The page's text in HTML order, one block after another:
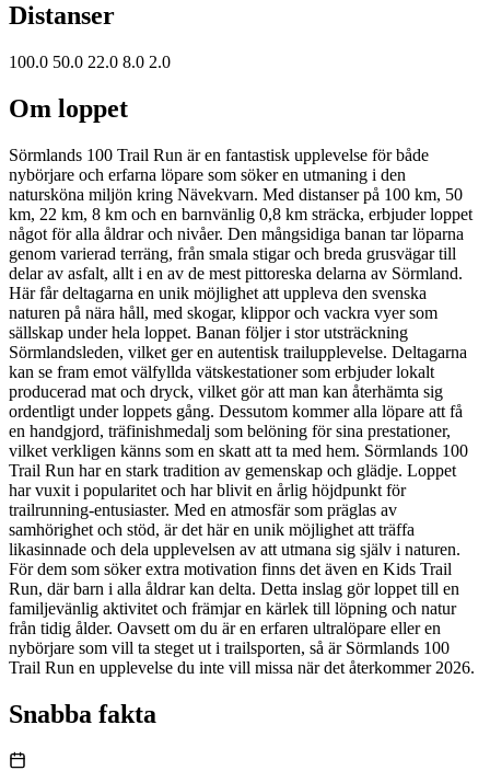
Distanser
100.0 50.0 22.0 8.0 2.0
Om loppet
Sörmlands 100 Trail Run är en fantastisk upplevelse för både
nybörjare och erfarna löpare som söker en utmaning i den
natursköna miljön kring Nävekvarn. Med distanser på 100 km, 50
km, 22 km, 8 km och en barnvänlig 0,8 km sträcka, erbjuder loppet
något för alla åldrar och nivåer. Den mångsidiga banan tar löparna
genom varierad terräng, från smala stigar och breda grusvägar till
delar av asfalt, allt i en av de mest pittoreska delarna av Sörmland.
Här får deltagarna en unik möjlighet att uppleva den svenska
naturen på nära håll, med skogar, klippor och vackra vyer som
sällskap under hela loppet. Banan följer i stor utsträckning
Sörmlandsleden, vilket ger en autentisk trailupplevelse. Deltagarna
kan se fram emot välfyllda vätskestationer som erbjuder lokalt
producerad mat och dryck, vilket gör att man kan återhämta sig
ordentligt under loppets gång. Dessutom kommer alla löpare att få
en handgjord, träfinishmedalj som belöning för sina prestationer,
vilket verkligen känns som en skatt att ta med hem. Sörmlands 100
Trail Run har en stark tradition av gemenskap och glädje. Loppet
har vuxit i popularitet och har blivit en årlig höjdpunkt för
trailrunning-entusiaster. Med en atmosfär som präglas av
samhörighet och stöd, är det här en unik möjlighet att träffa
likasinnade och dela upplevelsen av att utmana sig själv i naturen.
För dem som söker extra motivation finns det även en Kids Trail
Run, där barn i alla åldrar kan delta. Detta inslag gör loppet till en
familjevänlig aktivitet och främjar en kärlek till löpning och natur
från tidig ålder. Oavsett om du är en erfaren ultralöpare eller en
nybörjare som vill ta steget ut i trailsporten, så är Sörmlands 100
Trail Run en upplevelse du inte vill missa när det återkommer 2026.
Snabba fakta